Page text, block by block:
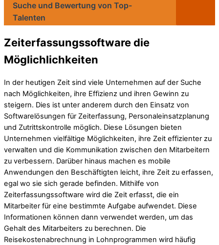
Suche und Bewertung von Top-
Talenten
Zeiterfassungssoftware die
Möglichlichkeiten
In der heutigen Zeit sind viele Unternehmen auf der Suche
nach Möglichkeiten, ihre Effizienz und ihren Gewinn zu
steigern. Dies ist unter anderem durch den Einsatz von
Softwarelösungen für Zeiterfassung, Personaleinsatzplanung
und Zutrittskontrolle möglich. Diese Lösungen bieten
Unternehmen vielfältige Möglichkeiten, ihre Zeit effizienter zu
verwalten und die Kommunikation zwischen den Mitarbeitern
zu verbessern. Darüber hinaus machen es mobile
Anwendungen den Beschäftigten leicht, ihre Zeit zu erfassen,
egal wo sie sich gerade befinden. Mithilfe von
Zeiterfassungssoftware wird die Zeit erfasst, die ein
Mitarbeiter für eine bestimmte Aufgabe aufwendet. Diese
Informationen können dann verwendet werden, um das
Gehalt des Mitarbeiters zu berechnen. Die
Reisekostenabrechnung in Lohnprogrammen wird häufig